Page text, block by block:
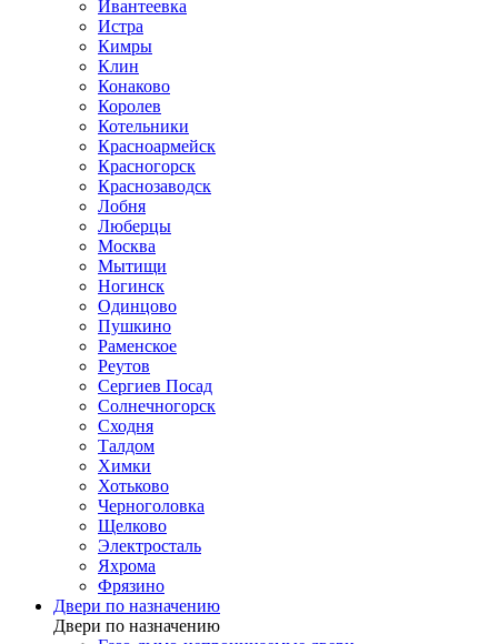
Ивантеевка
Истра
Кимры
Клин
Конаково
Королев
Котельники
Красноармейск
Красногорск
Краснозаводск
Лобня
Люберцы
Москва
Мытищи
Ногинск
Одинцово
Пушкино
Раменское
Реутов
Сергиев Посад
Солнечногорск
Сходня
Талдом
Химки
Хотьково
Черноголовка
Щелково
Электросталь
Яхрома
Фрязино
Двери по назначению
Двери по назначению